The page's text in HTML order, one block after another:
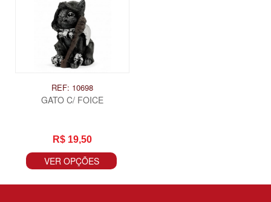
REF: 10698
GATO C/ FOICE
R$ 19,50
VER OPÇÕES